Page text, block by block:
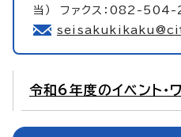
当） ファクス：082-
令和6年度のイベント・